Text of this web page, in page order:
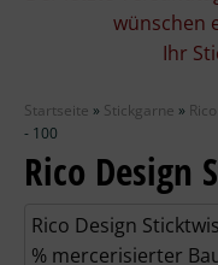
Mill Hill Beads
Wolle
Knüpfpackungen
wünschen
Ihr
Startseite » Stickgarne »
- 100
Rico Design
Rico Design
% mercerisierter